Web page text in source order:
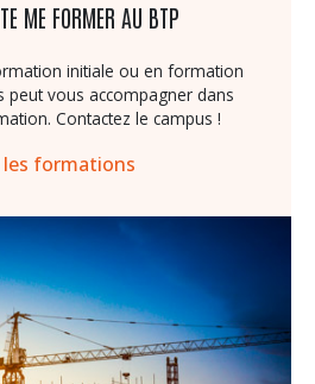
ME FORMER AU BTP
initiale ou en formation
peut vous accompagner dans
Contactez le campus !
les formations